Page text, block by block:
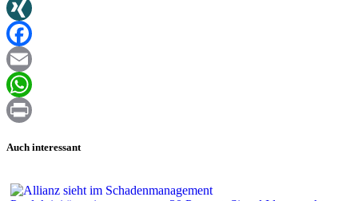
Twitter
XING
Facebook
Email
WhatsApp
Auch interessant